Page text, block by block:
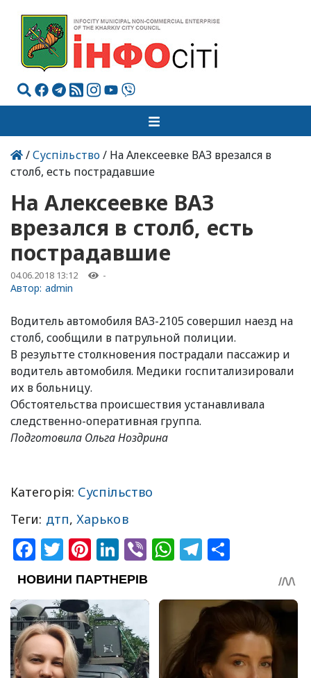
/Суспільство/ На Алексеевке ВАЗ врезался в
столб, есть пострадавшие
На Алексеевке ВАЗ
врезался в столб, есть
пострадавшие
04.06.2018 13:12 -
Автор: admin
Водитель автомобиля ВАЗ-2105 совершил наезд на
столб, сообщили в патрульной полиции.
В результте столкновения пострадали пассажир и
водитель автомобиля. Медики госпитализировали
их в больницу.
Обстоятельства происшествия устанавливала
следственно-оперативная группа.
Подготовила Ольга Ноздрина
Категорія: Суспільство
Теги: дтп,Харьков
Facebook
Twitter
Pinterest
LinkedIn
ViberWhatsApp
Telegram